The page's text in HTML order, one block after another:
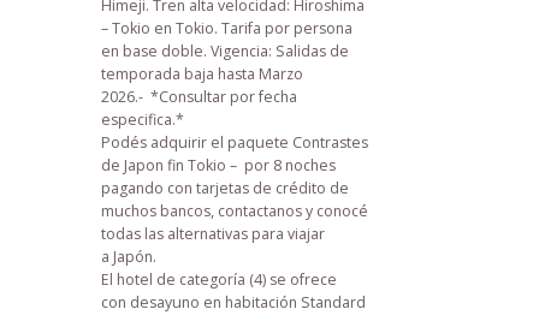
Himeji. Tren alta velocidad: Hiroshima
– Tokio en Tokio. Tarifa por persona
en base doble. Vigencia: Salidas de
temporada baja hasta Marzo
2026.- *Consultar por fecha
especifica.*
Podés adquirir el paquete Contrastes
de Japon fin Tokio – por 8 noches
pagando con tarjetas de crédito de
muchos bancos, contactanos y conocé
todas las alternativas para viajar
a Japón.
El hotel de categoría (4) se ofrece
con desayuno en habitación Standard